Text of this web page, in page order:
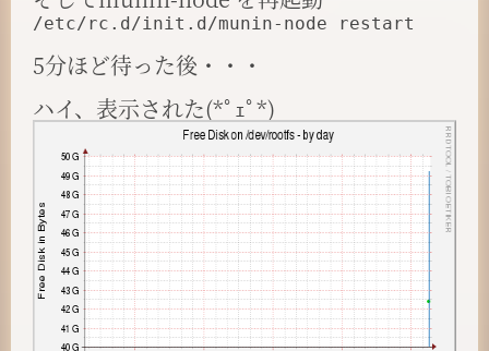
/etc/rc.d/init.d/munin-node restart
5分ほど待った後・・・
ハイ、表示された(*ﾟｪﾟ*)